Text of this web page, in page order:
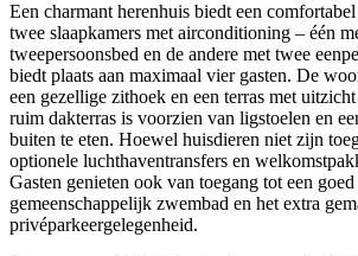
Een charmant herenhuis biedt een
twee slaapkamers met airconditioning – één
tweepersoonsbed en de andere met twee
biedt plaats aan maximaal vier gasten. De
een gezellige zithoek en een terras met
ruim dakterras is voorzien van ligstoelen en
buiten te eten. Hoewel huisdieren niet zijn
optionele luchthaventransfers en
Gasten genieten ook van toegang tot een
gemeenschappelijk zwembad en het extra
privéparkeergelegenheid.